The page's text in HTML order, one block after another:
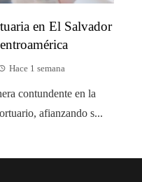
en El Salvador
Hace 1 semana
contundente en la
afianzando s...